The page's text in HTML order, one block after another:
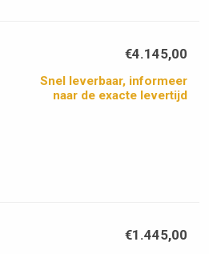
€4.145,00
Snel leverbaar, informeer
naar de exacte levertijd
€1.445,00